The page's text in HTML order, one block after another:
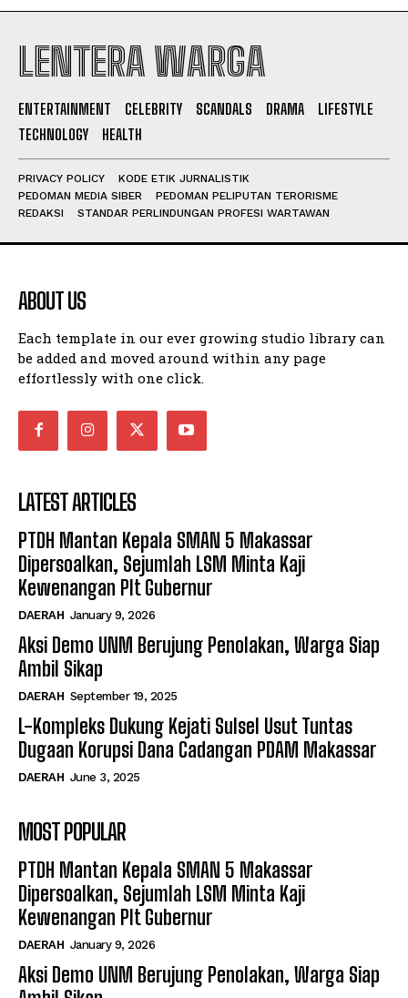
LENTERA WARGA
ENTERTAINMENT CELEBRITY SCANDALS DRAMA
LIFESTYLE
TECHNOLOGY
HEALTH
PRIVACY POLICY
KODE ETIK JURNALISTIK
PEDOMAN MEDIA SIBER
PEDOMAN PELIPUTAN TERORISME
REDAKSI
STANDAR PERLINDUNGAN PROFESI WARTAWAN
ABOUT US
Each template in our ever growing studio library can
be added and moved around within any page
effortlessly with one click.
LATEST ARTICLES
PTDH Mantan Kepala SMAN 5 Makassar
Dipersoalkan, Sejumlah LSM Minta Kaji
Kewenangan Plt Gubernur
DAERAH January 9, 2026
Aksi Demo UNM Berujung Penolakan, Warga Siap
Ambil Sikap
DAERAH September 19, 2025
L-Kompleks Dukung Kejati Sulsel Usut Tuntas
Dugaan Korupsi Dana Cadangan PDAM Makassar
DAERAH June 3, 2025
MOST POPULAR
PTDH Mantan Kepala SMAN 5 Makassar
Dipersoalkan, Sejumlah LSM Minta Kaji
Kewenangan Plt Gubernur
DAERAH January 9, 2026
Aksi Demo UNM Berujung Penolakan, Warga Siap